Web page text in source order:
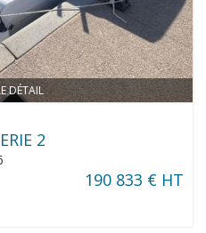
DÉTAIL
2
190 833 € HT